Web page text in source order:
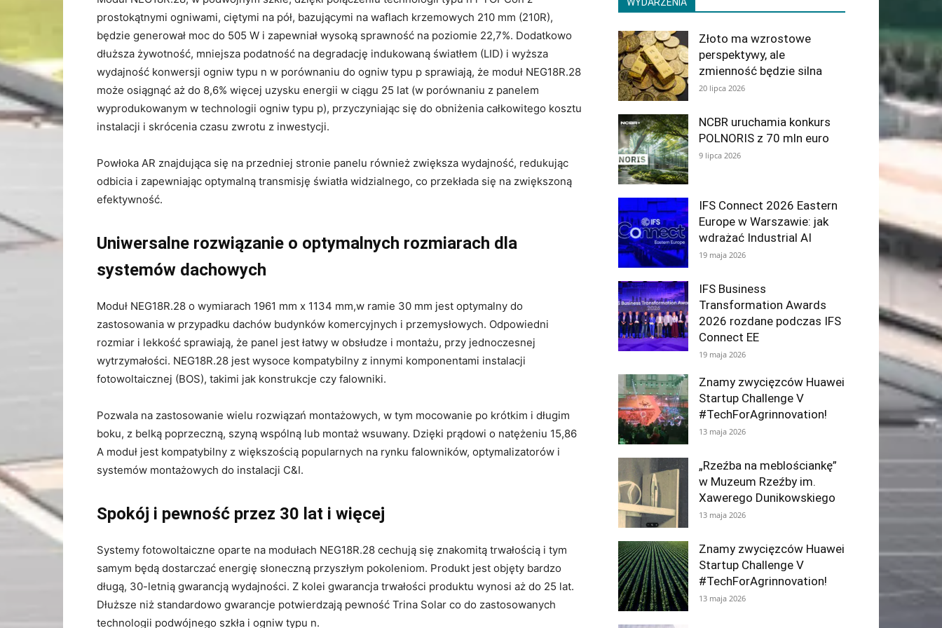
prostokątnymi ogniwami, ciętymi na pół, bazującymi na waflach krzemowych 210 mm (210R),
będzie generował moc do 505 W i zapewniał wysoką sprawność na poziomie 22,7%. Dodatkowo
dłuższa żywotność, mniejsza podatność na degradację indukowaną światłem (LID) i wyższa
wydajność konwersji ogniw typu n w porównaniu do ogniw typu p sprawiają, że moduł NEG18R.28
może osiągnąć aż do 8,6% więcej uzysku energii w ciągu 25 lat (w porównaniu z panelem
wyprodukowanym w technologii ogniw typu p), przyczyniając się do obniżenia całkowitego kosztu
instalacji i skrócenia czasu zwrotu z inwestycji.
Powłoka AR znajdująca się na przedniej stronie panelu również zwiększa wydajność, redukując
odbicia i zapewniając optymalną transmisję światła widzialnego, co przekłada się na zwiększoną
efektywność.
Uniwersalne rozwiązanie o optymalnych rozmiarach dla
systemów dachowych
Moduł NEG18R.28 o wymiarach 1961 mm x 1134 mm,w ramie 30 mm jest optymalny do
zastosowania w przypadku dachów budynków komercyjnych i przemysłowych. Odpowiedni
rozmiar i lekkość sprawiają, że panel jest łatwy w obsłudze i montażu, przy jednoczesnej
wytrzymałości. NEG18R.28 jest wysoce kompatybilny z innymi komponentami instalacji
fotowoltaicznej (BOS), takimi jak konstrukcje czy falowniki.
Pozwala na zastosowanie wielu rozwiązań montażowych, w tym mocowanie po krótkim i długim
boku, z belką poprzeczną, szyną wspólną lub montaż wsuwany. Dzięki prądowi o natężeniu 15,86
A moduł jest kompatybilny z większością popularnych na rynku falowników, optymalizatorów i
systemów montażowych do instalacji C&I.
Spokój i pewność przez 30 lat i więcej
Systemy fotowoltaiczne oparte na modułach NEG18R.28 cechują się znakomitą trwałością i tym
samym będą dostarczać energię słoneczną przyszłym pokoleniom. Produkt jest objęty bardzo
długą, 30-letnią gwarancją wydajności. Z kolei gwarancja trwałości produktu wynosi aż do 25 lat.
Dłuższe niż standardowo gwarancje potwierdzają pewność Trina Solar co do zastosowanych
technologii podwójnego szkła i ogniw typu n.
Złoto ma wzrostowe
perspektywy, ale
zmienność będzie silna
20 lipca 2026
NCBR uruchamia konkurs
POLNORIS z 70 mln euro
9 lipca 2026
IFS Connect 2026 Eastern
Europe w Warszawie: jak
wdrażać Industrial AI
19 maja 2026
IFS Business
Transformation Awards
2026 rozdane podczas IFS
Connect EE
19 maja 2026
Znamy zwycięzców Huawei
Startup Challenge V
#TechForAgrinnovation!
13 maja 2026
„Rzeźba na meblościankę”
w Muzeum Rzeźby im.
Xawerego Dunikowskiego
13 maja 2026
Znamy zwycięzców Huawei
Startup Challenge V
#TechForAgrinnovation!
13 maja 2026